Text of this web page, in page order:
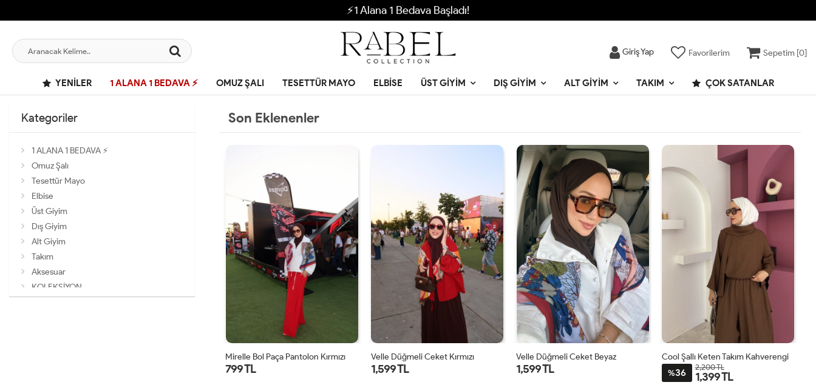
⚡1 Alana 1 Bedava Başladı!
Giriş Yap Favorilerim Sepetim [0]
YENILER 1 ALANA 1 BEDAVA ⚡ OMUZ ŞALI TESETTÜR MAYO ELBISE ÜST GIYIM DIŞ GIYIM ALT GIYIM TAKIM ÇOK SATANLAR
Kategoriler
1 ALANA 1 BEDAVA ⚡
Omuz Şalı
Tesettür Mayo
Elbise
Üst Giyim
Dış Giyim
Alt Giyim
Takım
Aksesuar
KOLEKSİYON
Son Eklenenler
Mirelle Bol Paça Pantolon Kırmızı
799 TL
Velle Düğmeli Ceket Kırmızı
1,599 TL
Velle Düğmeli Ceket Beyaz
1,599 TL
Cool Şallı Keten Takım Kahverengi
%36 2,200 TL
1,399 TL